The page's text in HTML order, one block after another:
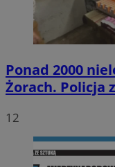
Ponad 2000
Żorach. Policja
12